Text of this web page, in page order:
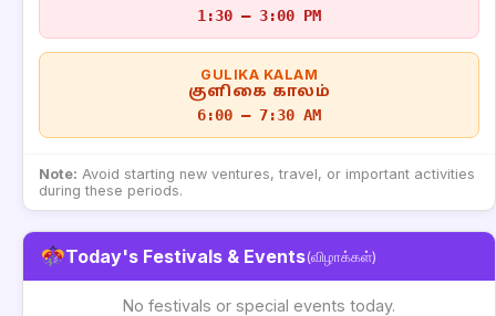
1:30 – 3:00 PM
GULIKA KALAM
குளிகை காலம்
6:00 – 7:30 AM
Note: Avoid starting new ventures, travel, or important activities
during these periods.
Today's Festivals & Events(விழாக்கள்)
No festivals or special events today.